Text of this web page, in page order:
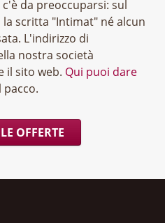
da preoccuparsi: sul
la scritta "Intimat" né alcun
L'indirizzo di
nostra società
il sito web. Qui puoi dare
OFFERTE